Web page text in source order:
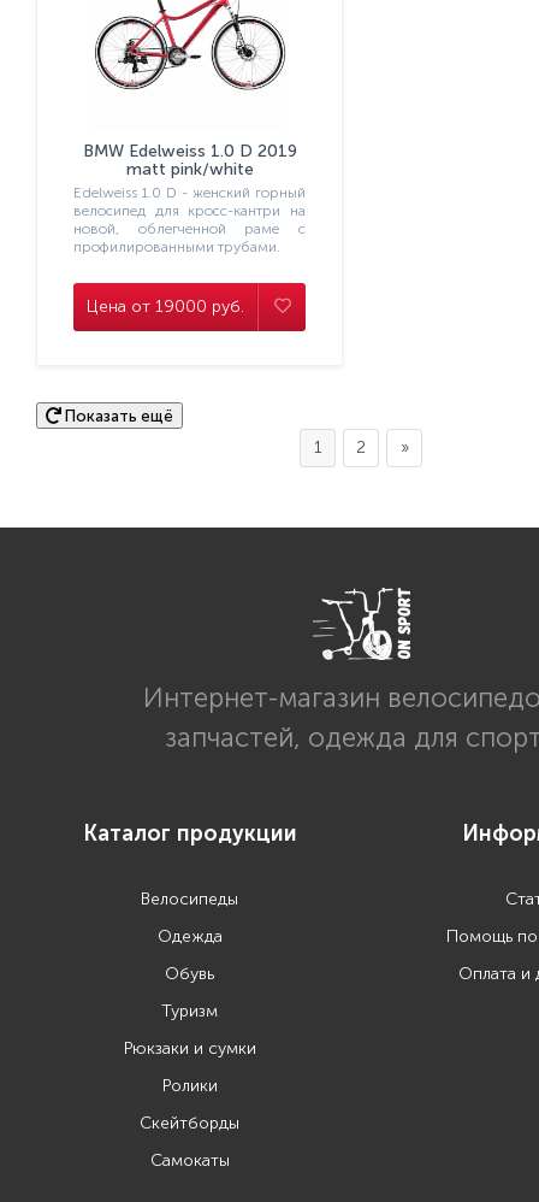
BMW Edelweiss 1.0 D 2019
matt pink/white
Edelweiss 1.0 D - женский горный
велосипед для кросс-кантри на
новой, облегченной раме с
профилированными трубами.
Цена от 19000 руб.
Показать ещё
1 2 »
Интернет-магазин
запчастей, одежда для
Каталог продукции
Велосипеды
Одежда
Обувь
Туризм
Рюкзаки и сумки
Ролики
Скейтборды
Самокаты
Помощь
Оплата и
Забыли пароль?
Регистрация